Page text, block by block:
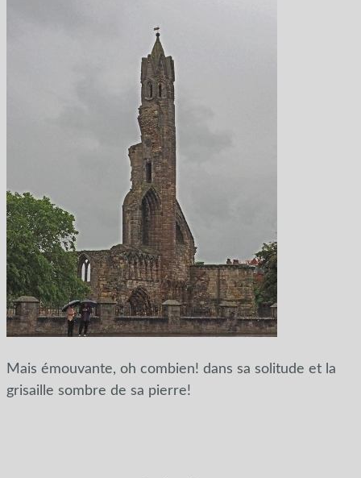
Mais émouvante, oh combien! dans sa solitude et la
grisaille sombre de sa pierre!